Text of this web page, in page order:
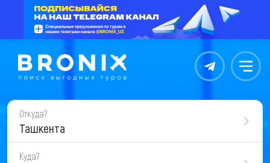
Контакты Меню
Откуда?
Ташкента
Куда?